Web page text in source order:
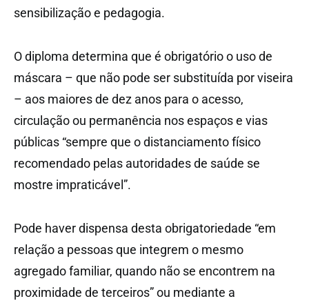
sensibilização e pedagogia.
O diploma determina que é obrigatório o uso de
máscara – que não pode ser substituída por viseira
– aos maiores de dez anos para o acesso,
circulação ou permanência nos espaços e vias
públicas “sempre que o distanciamento físico
recomendado pelas autoridades de saúde se
mostre impraticável”.
Pode haver dispensa desta obrigatoriedade “em
relação a pessoas que integrem o mesmo
agregado familiar, quando não se encontrem na
proximidade de terceiros” ou mediante a